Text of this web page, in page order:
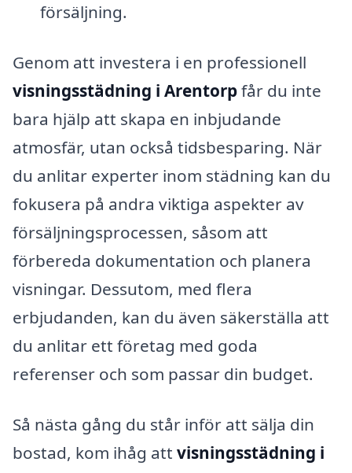
försäljning.
Genom att investera i en professionell
visningsstädning i Arentorpfår du inte
bara hjälp att skapa en inbjudande
atmosfär, utan också tidsbesparing. När
du anlitar experter inom städning kan du
fokusera på andra viktiga aspekter av
försäljningsprocessen, såsom att
förbereda dokumentation och planera
visningar. Dessutom, med flera
erbjudanden, kan du även säkerställa att
du anlitar ett företag med goda
referenser och som passar din budget.
Så nästa gång du står inför att sälja din
bostad, kom ihåg att visningsstädning i